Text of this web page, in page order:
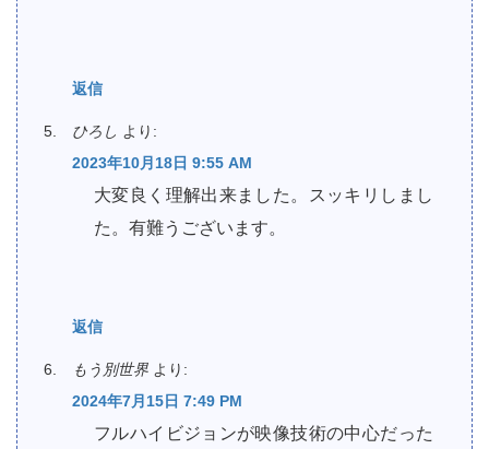
返信
ひろし より:
2023年10月18日 9:55 AM
大変良く理解出来ました。スッキリしまし
た。有難うございます。
返信
もう別世界 より:
2024年7月15日 7:49 PM
フルハイビジョンが映像技術の中心だった